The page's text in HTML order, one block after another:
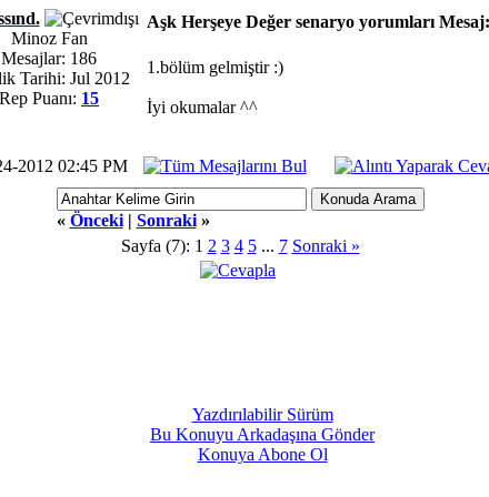
Minoz Fan
Mesajlar: 186
Tarihi: Jul 2012
Rep Puanı: 15
Aşk Herşeye Değer senaryo yorumları
1.bölüm gelmiştir :)
İyi okumalar ^^
2012 02:45 PM
« Önceki| Sonraki»
Sayfa (7): 1 2 3 4 5 ... 7 Sonraki »
Yazdırılabilir Sürüm
Bu Konuyu Arkadaşına Gönder
Konuya Abone Ol